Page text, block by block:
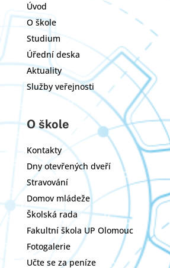
Úvod
O škole
Studium
Úřední deska
Aktuality
Služby veřejnosti
O škole
Kontakty
Dny otevřených dveří
Stravování
Domov mládeže
Školská rada
Fakultní škola UP Olomouc
Fotogalerie
Učte se za peníze